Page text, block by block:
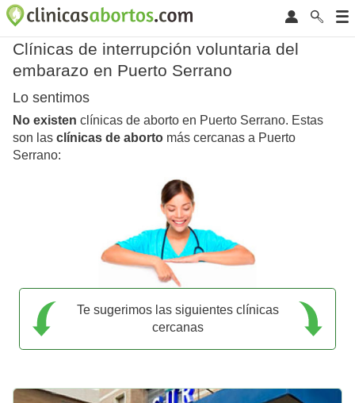
Clínicas de interrupción voluntaria del
embarazo en Puerto Serrano
Lo sentimos
No existen clínicas de aborto en Puerto Serrano. Estas
son las clínicas de aborto más cercanas a Puerto
Serrano:
Te sugerimos las siguientes clínicas
cercanas